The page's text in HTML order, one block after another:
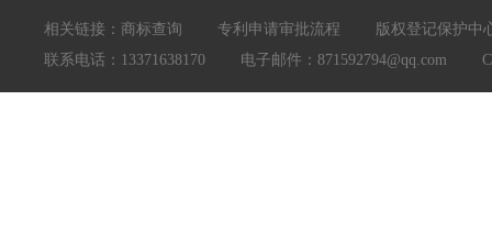
相关链接： 商标查询 专利申请审批流程
版权登记保护中
联系电话：13371638170 电子邮件：871592794@qq.com